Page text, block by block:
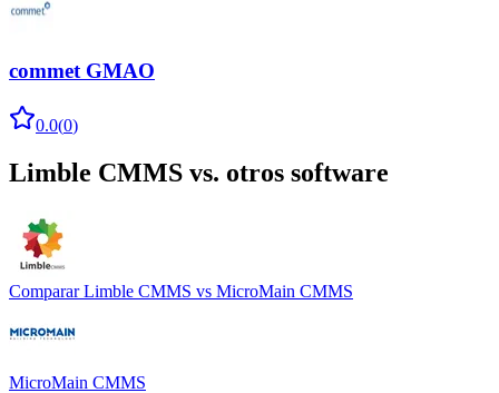
commet GMAO
0.0(0)
Limble CMMS vs. otros software
Comparar Limble CMMS vs MicroMain CMMS
MicroMain CMMS